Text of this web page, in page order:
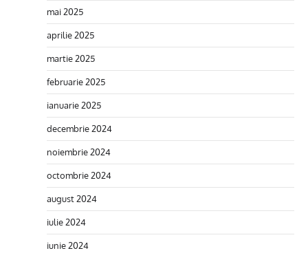
mai 2025
aprilie 2025
martie 2025
februarie 2025
ianuarie 2025
decembrie 2024
noiembrie 2024
octombrie 2024
august 2024
iulie 2024
iunie 2024